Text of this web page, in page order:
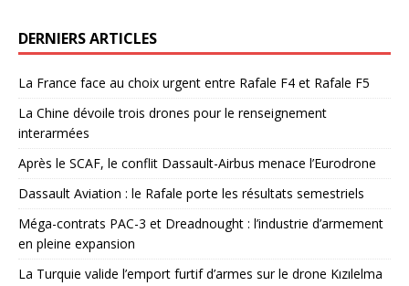
DERNIERS ARTICLES
La France face au choix urgent entre Rafale F4 et Rafale F5
La Chine dévoile trois drones pour le renseignement
interarmées
Après le SCAF, le conflit Dassault-Airbus menace l’Eurodrone
Dassault Aviation : le Rafale porte les résultats semestriels
Méga-contrats PAC-3 et Dreadnought : l’industrie d’armement
en pleine expansion
La Turquie valide l’emport furtif d’armes sur le drone Kızılelma